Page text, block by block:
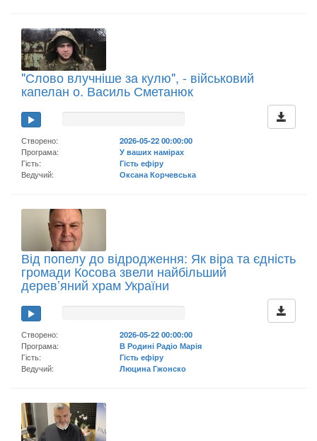
"Слово влучніше за кулю", - військовий
капелан о. Василь Сметанюк
Створено:
2026-05-22 00:00:00
Програма:
У ваших намірах
Гість:
Гість ефіру
Ведучий:
Оксана Корчевська
Від попелу до відродження: Як віра та єдність
громади Косова звели найбільший
дерев’яний храм України
Створено:
2026-05-22 00:00:00
Програма:
В Родині Радіо Марія
Гість:
Гість ефіру
Ведучий:
Люцина Гжонско